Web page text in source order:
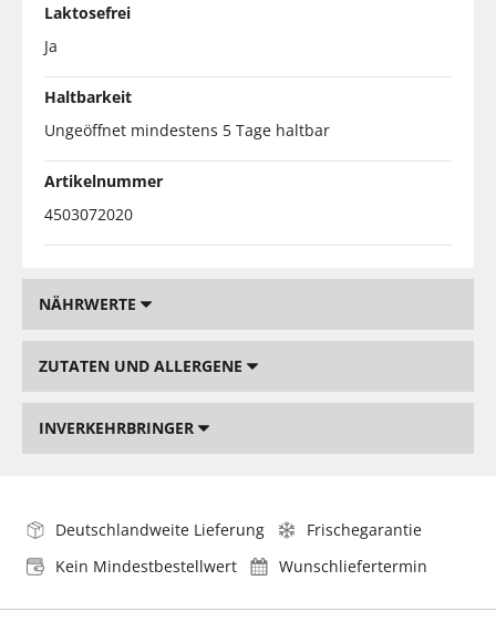
Laktosefrei
Ja
Haltbarkeit
Ungeöffnet mindestens 5 Tage haltbar
Artikelnummer
4503072020
NÄHRWERTE
ZUTATEN UND ALLERGENE
INVERKEHRBRINGER
Deutschlandweite Lieferung
Frischegarantie
Kein Mindestbestellwert
Wunschliefertermin